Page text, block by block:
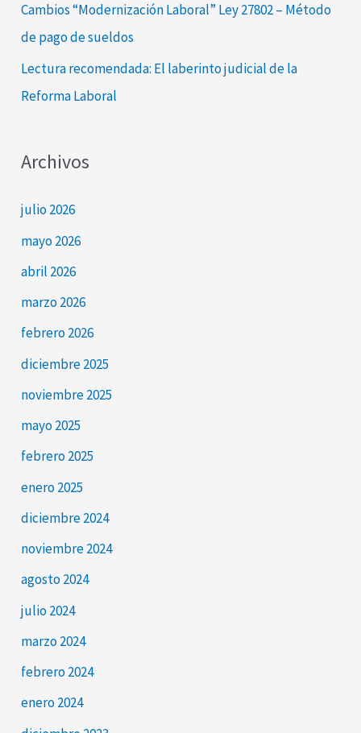
Cambios “Modernización Laboral” Ley 27802 – Método
de pago de sueldos
Lectura recomendada: El laberinto judicial de la
Reforma Laboral
Archivos
julio 2026
mayo 2026
abril 2026
marzo 2026
febrero 2026
diciembre 2025
noviembre 2025
mayo 2025
febrero 2025
enero 2025
diciembre 2024
noviembre 2024
agosto 2024
julio 2024
marzo 2024
febrero 2024
enero 2024